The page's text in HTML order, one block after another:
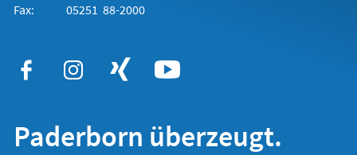
Fax:
05251 88-2000
Paderborn überzeugt.